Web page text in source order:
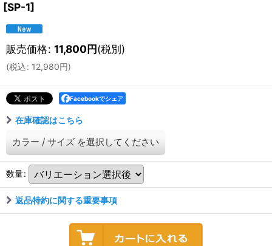
[SP-1]
販売価格: 11,800円(税別)
(税込: 12,980円)
Facebookでシェア
在庫確認はこちら
カラー / サイズ を選択してください
数量:
返品特約に関する重要事項